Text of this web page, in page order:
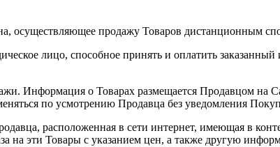
осуществляющее продажу Товаров дистанционным
лицо, способное принять и оплатить
Информация о Товарах размещается Продавцом на
по усмотрению Продавца без уведомления
расположенная в сети интернет, имеющая в
на эти Товары с указанием цен, а также другую